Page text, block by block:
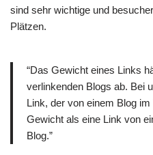
sind sehr wichtige und
Plätzen.
“Das Gewicht eines Links
verlinkenden Blogs ab. Bei
Link, der von einem Blog
Gewicht als eine Link von
Blog.”